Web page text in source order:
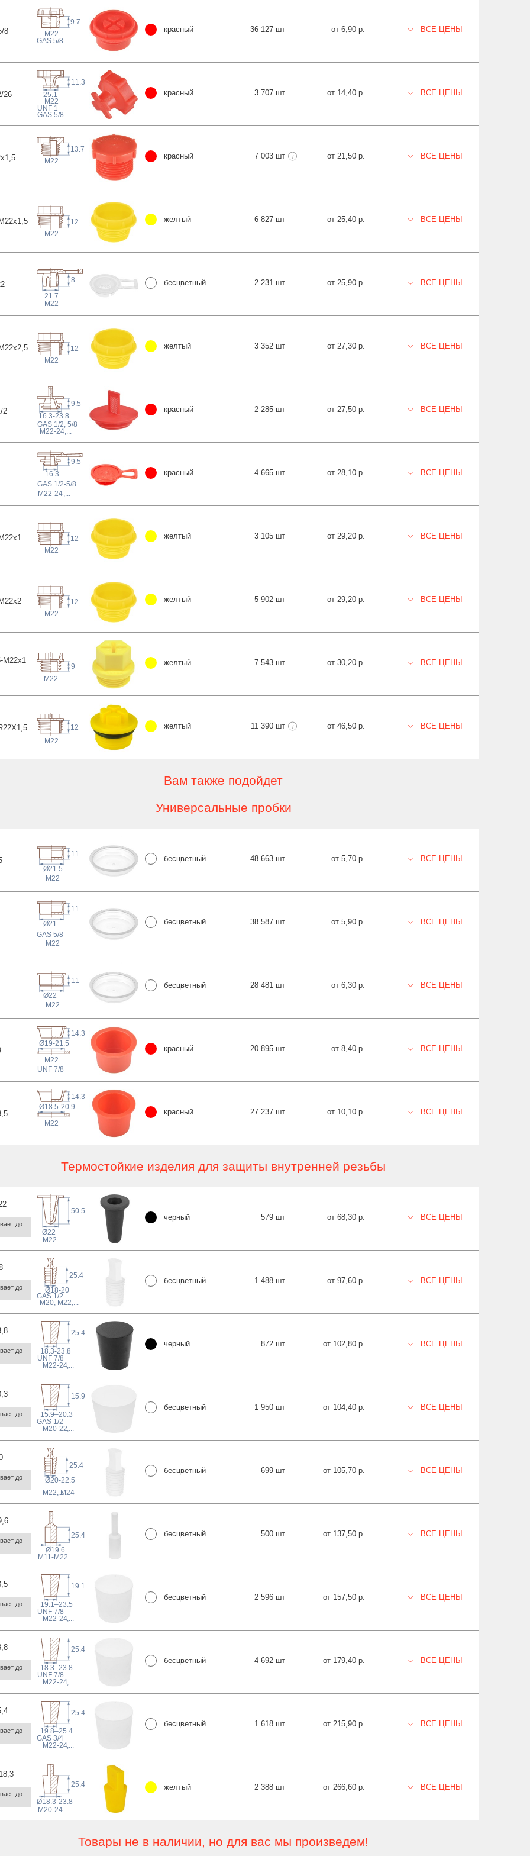
/8
9.7
GAS 5/8
M22
красный 36 127 шт от 6,90 р. ВСЕ ЦЕНЫ
26
11.3
25.1
GAS 5/8
UNF 1
M22
красный 3 707 шт от 14,40 р. ВСЕ ЦЕНЫ
,5
13.7
M22
красный 7 003 шт i от 21,50 р. ВСЕ ЦЕНЫ
,5
12
M22
желтый 6 827 шт от 25,40 р. ВСЕ ЦЕНЫ
8
21.7
M22
бесцветный 2 231 шт от 25,90 р. ВСЕ ЦЕНЫ
,5
12
M22
желтый 3 352 шт от 27,30 р. ВСЕ ЦЕНЫ
/2
9.5
16.3-23.8
GAS 1/2, 5/8
M22-24,...
красный 2 285 шт от 27,50 р. ВСЕ ЦЕНЫ
9.5
16.3
M22-24
GAS 1/2-5/8
,...
красный 4 665 шт от 28,10 р. ВСЕ ЦЕНЫ
x1
12
M22
желтый 3 105 шт от 29,20 р. ВСЕ ЦЕНЫ
x2
12
M22
желтый 5 902 шт от 29,20 р. ВСЕ ЦЕНЫ
M22x1
9
M22
желтый 7 543 шт от 30,20 р. ВСЕ ЦЕНЫ
,5
12
M22
желтый 11 390 шт i от 46,50 р. ВСЕ ЦЕНЫ
Вам также подойдет
Универсальные пробки
11
Ø21.5
M22
бесцветный 48 663 шт от 5,70 р. ВСЕ ЦЕНЫ
GAS 5/8
Ø21
11
M22
бесцветный 38 587 шт от 5,90 р. ВСЕ ЦЕНЫ
11
Ø22
M22
бесцветный 28 481 шт от 6,30 р. ВСЕ ЦЕНЫ
Ø19-21.5
UNF 7/8
M22
14.3
красный 20 895 шт от 8,40 р. ВСЕ ЦЕНЫ
,5
Ø18.5-20.9
M22
14.3
красный 27 237 шт от 10,10 р. ВСЕ ЦЕНЫ
Термостойкие изделия для защиты внутренней резьбы
до
50.5
Ø22
M22
черный 579 шт от 68,30 р. ВСЕ ЦЕНЫ
до
25.4
Ø18-20
GAS 1/2
M20, M22,...
бесцветный 1 488 шт от 97,60 р. ВСЕ ЦЕНЫ
,8
до
25.4
18.3-23.8
M22-24,...
UNF 7/8
черный 872 шт от 102,80 р. ВСЕ ЦЕНЫ
,3
до
15.9
GAS 1/2
15.9–20.3
M20-22,...
бесцветный 1 950 шт от 104,40 р. ВСЕ ЦЕНЫ
до
25.4
Ø20-22.5
M22, M24
,...
бесцветный 699 шт от 105,70 р. ВСЕ ЦЕНЫ
,6
до
25.4
Ø19.6
M11-M22
бесцветный 500 шт от 137,50 р. ВСЕ ЦЕНЫ
,5
до
19.1
19.1–23.5
M22-24,...
UNF 7/8
бесцветный 2 596 шт от 157,50 р. ВСЕ ЦЕНЫ
,8
до
25.4
18.3–23.8
M22-24,...
UNF 7/8
бесцветный 4 692 шт от 179,40 р. ВСЕ ЦЕНЫ
,4
до
25.4
GAS 3/4
19.8–25.4
M22-24,...
бесцветный 1 618 шт от 215,90 р. ВСЕ ЦЕНЫ
,3
до
25.4
Ø18.3-23.8
M20-24
желтый 2 388 шт от 266,60 р. ВСЕ ЦЕНЫ
Товары не в наличии, но для вас мы произведем!